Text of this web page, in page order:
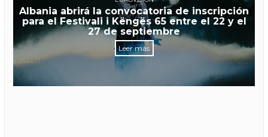
Albania abrirá la convocatoria de inscripción
para el Festivali i Këngës 65 entre el 22 y el
27 de septiembre
Leer más